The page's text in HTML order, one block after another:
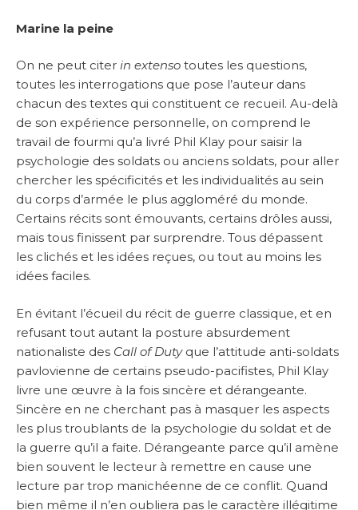
Marine la peine
On ne peut citer in extenso toutes les questions,
toutes les interrogations que pose l’auteur dans
chacun des textes qui constituent ce recueil. Au-delà
de son expérience personnelle, on comprend le
travail de fourmi qu’a livré Phil Klay pour saisir la
psychologie des soldats ou anciens soldats, pour aller
chercher les spécificités et les individualités au sein
du corps d’armée le plus aggloméré du monde.
Certains récits sont émouvants, certains drôles aussi,
mais tous finissent par surprendre. Tous dépassent
les clichés et les idées reçues, ou tout au moins les
idées faciles.
En évitant l’écueil du récit de guerre classique, et en
refusant tout autant la posture absurdement
nationaliste des Call of Dutyque l’attitude anti-soldats
pavlovienne de certains pseudo-pacifistes, Phil Klay
livre une œuvre à la fois sincère et dérangeante.
Sincère en ne cherchant pas à masquer les aspects
les plus troublants de la psychologie du soldat et de
la guerre qu’il a faite. Dérangeante parce qu’il amène
bien souvent le lecteur à remettre en cause une
lecture par trop manichéenne de ce conflit. Quand
bien même il n’en oubliera pas le caractère illégitime